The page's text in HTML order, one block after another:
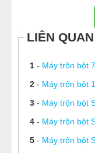
LIÊN
1- Máy trộn bột
2- Máy trộn bột
3- Máy trộn bột
4- Máy trộn bột
5- Máy trộn bột